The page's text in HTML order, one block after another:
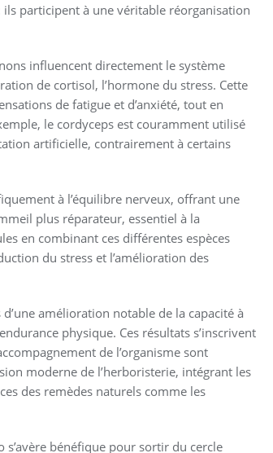
participent à une véritable réorganisation
influencent directement le système
de cortisol, l’hormone du stress. Cette
de fatigue et d’anxiété, tout en
le cordyceps est couramment utilisé
artificielle, contrairement à certains
à l’équilibre nerveux, offrant une
plus réparateur, essentiel à la
en combinant ces différentes espèces
du stress et l’amélioration des
amélioration notable de la capacité à
physique. Ces résultats s’inscrivent
de l’organisme sont
moderne de l’herboristerie, intégrant les
des remèdes naturels comme les
s’avère bénéfique pour sortir du cercle